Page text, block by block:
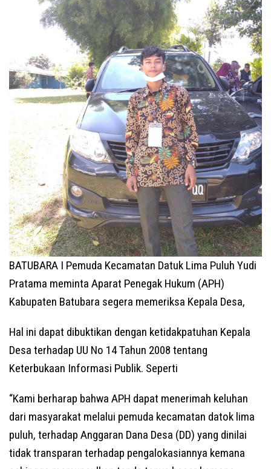
BATUBARA I Pemuda Kecamatan Datuk Lima Puluh Yudi
Pratama meminta Aparat Penegak Hukum (APH)
Kabupaten Batubara segera memeriksa Kepala Desa,
Hal ini dapat dibuktikan dengan ketidakpatuhan Kepala
Desa terhadap UU No 14 Tahun 2008 tentang
Keterbukaan Informasi Publik. Seperti
“Kami berharap bahwa APH dapat menerimah keluhan
dari masyarakat melalui pemuda kecamatan datok lima
puluh, terhadap Anggaran Dana Desa (DD) yang dinilai
tidak transparan terhadap pengalokasiannya kemana